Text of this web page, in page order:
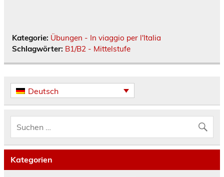
Kategorie: Übungen - In viaggio per l'Italia
Schlagwörter: B1/B2 - Mittelstufe
Deutsch
Kategorien